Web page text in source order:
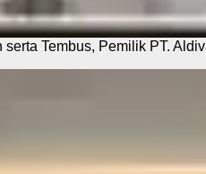
serta Tembus, Pemilik PT.